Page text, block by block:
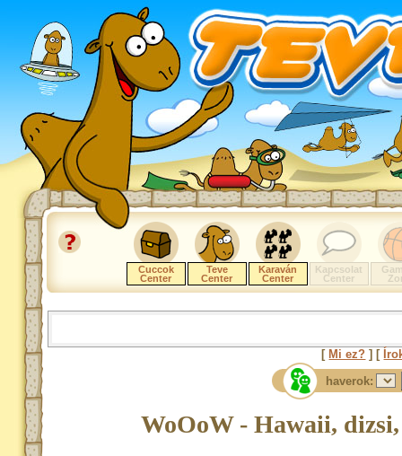
Cuccok
Center
Teve
Center
Karaván
Center
Kapcsolat
Center
[ Mi ez? ] [
haverok:
WoOoW - Hawaii,